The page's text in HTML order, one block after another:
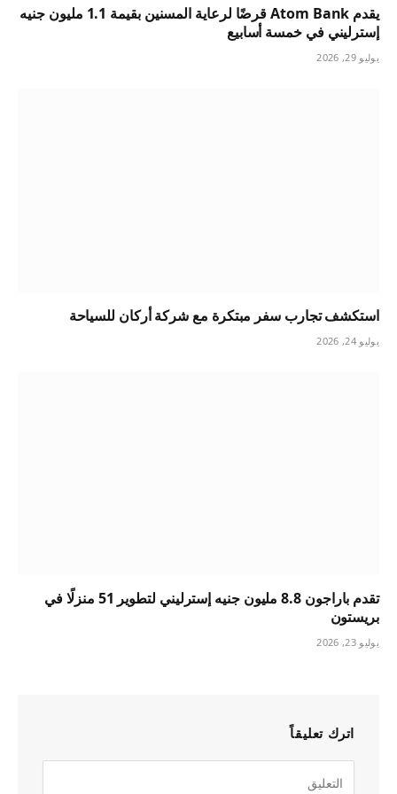
يقدم Atom Bank قرضًا لرعاية المسنين بقيمة 1.1 مليون جنيه
إسترليني في خمسة أسابيع
يوليو 29, 2026
استكشف تجارب سفر مبتكرة مع شركة أركان للسياحة
يوليو 24, 2026
تقدم باراجون 8.8 مليون جنيه إسترليني لتطوير 51 منزلًا في
بريستون
يوليو 23, 2026
اترك تعليقاً